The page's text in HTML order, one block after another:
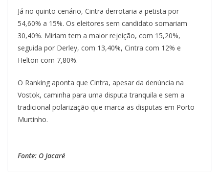
Já no quinto cenário, Cintra derrotaria a petista por
54,60% a 15%. Os eleitores sem candidato somariam
30,40%. Miriam tem a maior rejeição, com 15,20%,
seguida por Derley, com 13,40%, Cintra com 12% e
Helton com 7,80%.
O Ranking aponta que Cintra, apesar da denúncia na
Vostok, caminha para uma disputa tranquila e sem a
tradicional polarização que marca as disputas em Porto
Murtinho.
Fonte: O Jacaré